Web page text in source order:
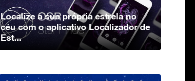
Localize a sua própria estrela no
céu com o aplicativo Localizador de
Est...